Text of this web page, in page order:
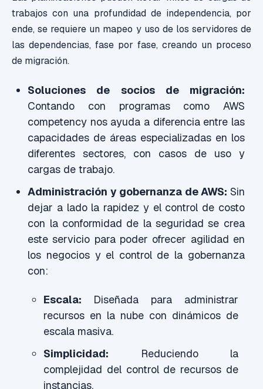
trabajos con una profundidad de independencia, por
ende, se requiere un mapeo y uso de los servidores de
las dependencias, fase por fase, creando un proceso
de migración.
Soluciones de socios de migración:
Contando con programas como AWS
competency nos ayuda a diferencia entre las
capacidades de áreas especializadas en los
diferentes sectores, con casos de uso y
cargas de trabajo.
Administración y gobernanza de AWS: Sin
dejar a lado la rapidez y el control de costo
con la conformidad de la seguridad se crea
este servicio para poder ofrecer agilidad en
los negocios y el control de la gobernanza
con:
Escala: Diseñada para administrar
recursos en la nube con dinámicos de
escala masiva.
Simplicidad: Reduciendo la
complejidad del control de recursos de
instancias.